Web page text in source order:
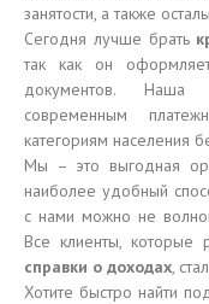
занятости, а также
Сегодня лучше брать
так как он
документов. Наша
современным
категориям населения
Мы – это выгодная
наиболее удобный
с нами можно не
Все клиенты, которые
справки о доходах,
Хотите быстро найти